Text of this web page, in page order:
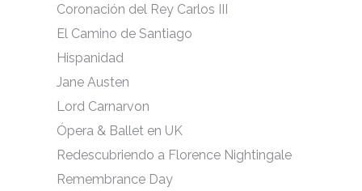
Coronación del Rey Carlos III
El Camino de Santiago
Hispanidad
Jane Austen
Lord Carnarvon
Ópera & Ballet en UK
Redescubriendo a Florence Nightingale
Remembrance Day